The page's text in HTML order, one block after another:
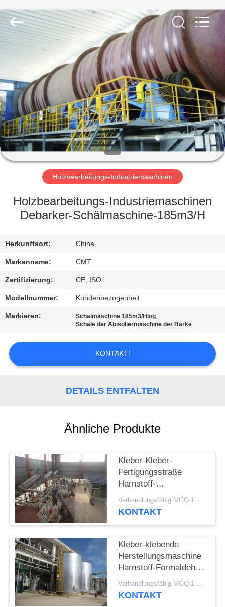
HEIM
PRODUKTE
ÜBER
UNS
FABRIK-
QUALITÄTSKONTROLLE
KONTAKTIERE
UNS
BLOG
FORDERN
SIE EIN
ANGEBOT
POLICY
ENGINEERING
CO.,
LTD..
All
Rights
Reserved.
Holzbearbeitungs-Industriemaschinen
Holzbearbeitungs-Industriemaschinen
Debarker-Schälmaschine-185m3/H
Herkunftsort: China
Markenname: CMT
Zertifizierung: CE, ISO
Modellnummer: Kundenbezogenheit
Markieren: Schälmaschine 185m3/Hlog,
Schale der Abisoliermaschine der Barke
KONTAKT!
DETAILS ENTFALTEN
Ähnliche Produkte
Kleber-Kleber-
Fertigungsstraße
Harnstoff-
Formaldehyd-Phenol-
Formaldehyd uF PF
Verhandlungsfähig MOQ:1 Satz
KONTAKT
Kleber-klebende
Herstellungsmaschine
Harnstoff-Formaldehyd
uF PF Platte auf
Holzbasis
Verhandlungsfähig MOQ:1 Satz
KONTAKT